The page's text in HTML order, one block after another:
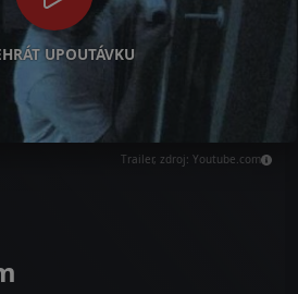
UPOUTÁVKU
Trailer, zdroj: Youtube.com